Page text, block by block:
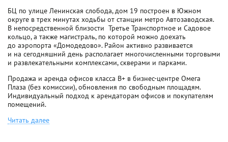
БЦ по улице Ленинская слобода, дом 19 построен в Южном
округе в трех минутах ходьбы от станции метро Автозаводская.
В непосредственной близости  Третье Транспортное и Садовое
кольцо, а также магистраль, по которой можно доехать
до аэропорта «Домодедово». Район активно развивается
и на сегодняшний день располагает многочисленными торговыми
и развлекательными комплексами, скверами и парками.
Продажа и аренда офисов класса B+ в бизнес-центре Омега
Плаза (без комиссии), обновления по свободным площадям.
Индивидуальный подход к арендаторам офисов и покупателям
помещений.
Читать далее